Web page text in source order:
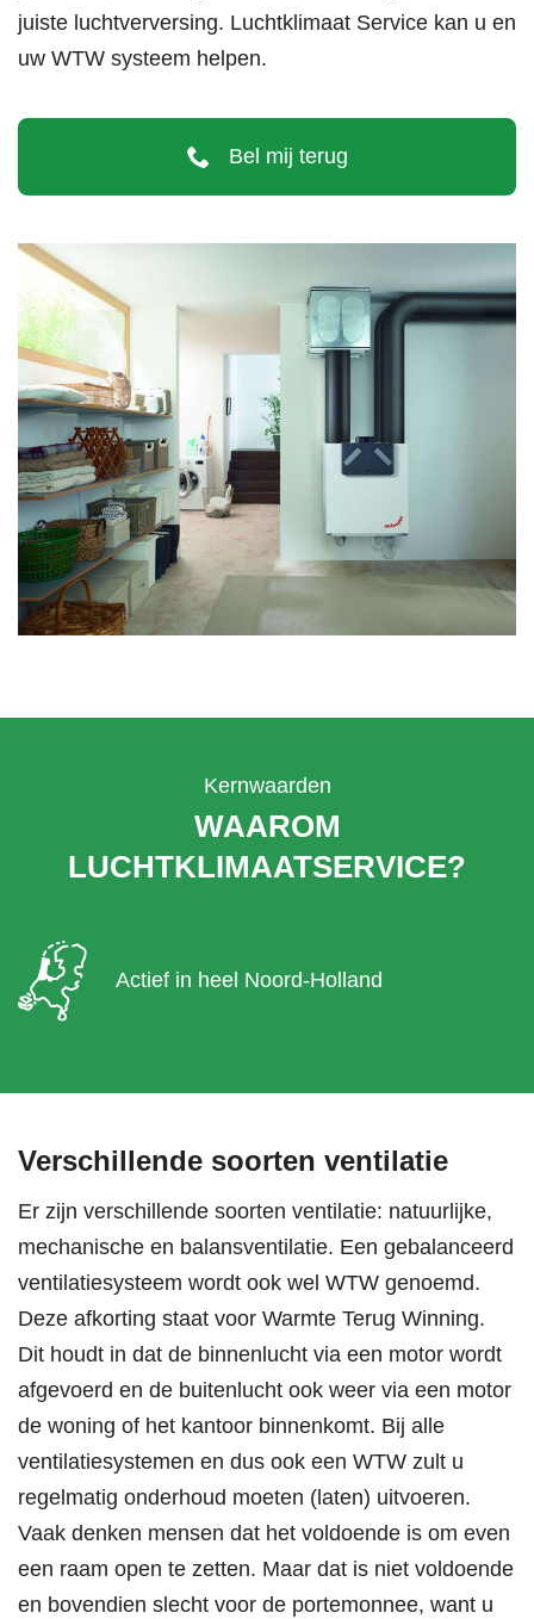
juiste luchtverversing. Luchtklimaat Service kan u en
uw WTW systeem helpen.
Bel mij terug
Kernwaarden
WAAROM
LUCHTKLIMAATSERVICE?
Actief in heel Noord-Holland
Verschillende soorten ventilatie
Er zijn verschillende soorten ventilatie: natuurlijke,
mechanische en balansventilatie. Een gebalanceerd
ventilatiesysteem wordt ook wel WTW genoemd.
Deze afkorting staat voor Warmte Terug Winning.
Dit houdt in dat de binnenlucht via een motor wordt
afgevoerd en de buitenlucht ook weer via een motor
de woning of het kantoor binnenkomt. Bij alle
ventilatiesystemen en dus ook een WTW zult u
regelmatig onderhoud moeten (laten) uitvoeren.
Vaak denken mensen dat het voldoende is om even
een raam open te zetten. Maar dat is niet voldoende
en bovendien slecht voor de portemonnee, want u